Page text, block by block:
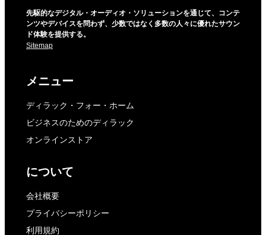
先駆的なデジタル・オーディオ・ソリューションを通じて、コンテ
ンツやデバイスを問わず、少数ではなく多数の人々に優れたサウン
ド体験を提供する。
Sitemap
メニュー
ディラック・フォー・ホーム
ビジネスのためのディラック
オンラインストア
について
会社概要
プライバシーポリシー
利用規約